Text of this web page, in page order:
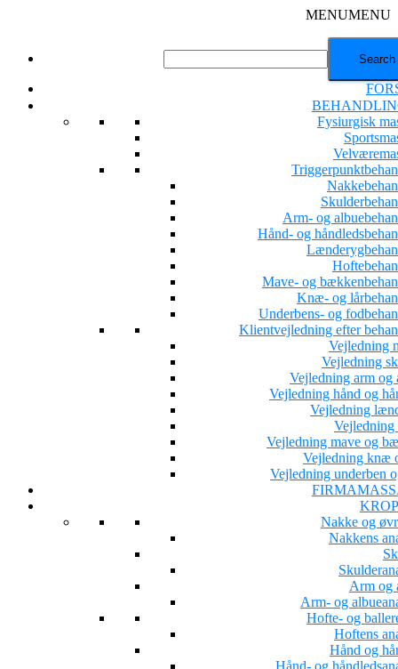
MENUMENU
Fysiurgisk
Arm- og
Hånd- og
Mave- og
Knæ- og
Underbens- og
Klientvejledning efter
Vejledning
Vejledning
Vejledning arm og
Vejledning hånd og
Vejledning
Vejledning
Vejledning mave og
Vejledning knæ
Vejledning underben
Nakke og
Nakkens
Arm og
Arm- og
Hofte- og
Hoftens
Hånd og